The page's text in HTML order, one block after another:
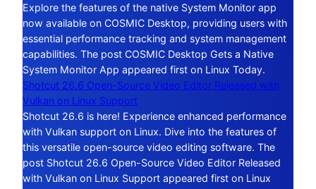
Explore the features of the native System Monitor app
now available on COSMIC Desktop, providing users with
essential performance tracking and system management
capabilities. The post COSMIC Desktop Gets a Native
System Monitor App appeared first on Linux Today.
Shotcut 26.6 Open-Source Video Editor Released with
Vulkan on Linux Support
Shotcut 26.6 is here! Experience enhanced performance
with Vulkan support on Linux. Dive into the features of
this versatile open-source video editing software. The
post Shotcut 26.6 Open-Source Video Editor Released
with Vulkan on Linux Support appeared first on Linux